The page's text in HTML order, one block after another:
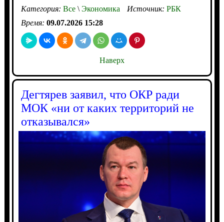
Категория: Все\Экономика Источник: РБК
Время: 09.07.2026 15:28
Наверх
Дегтярев заявил, что ОКР ради
МОК «ни от каких территорий не
отказывался»